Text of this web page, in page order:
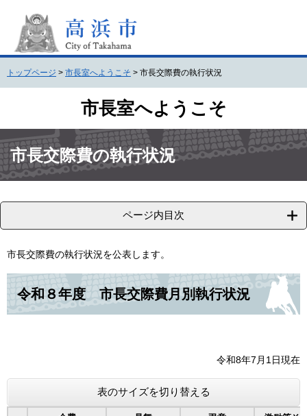
頭
飛
文
へ
トップページ > 市長室へようこそ > 市長交際費の執行状況
市長室へようこそ
文市長交際費の執行状況
ページ内目次
市長交際費の執行状況を公表します。
令和８年度 市長交際費月別執行状況
令和8年7月1日現在
表のサイズを切り替える